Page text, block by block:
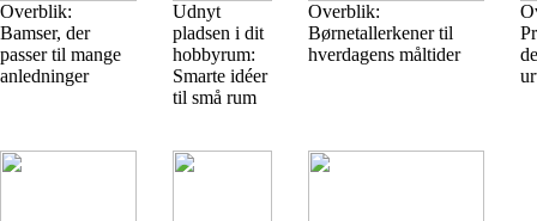
Overblik:
Bamser, der
passer til mange
anledninger
Udnyt
pladsen i dit
hobbyrum:
Smarte idéer
til små rum
Overblik:
Børnetallerkener til
hverdagens måltider